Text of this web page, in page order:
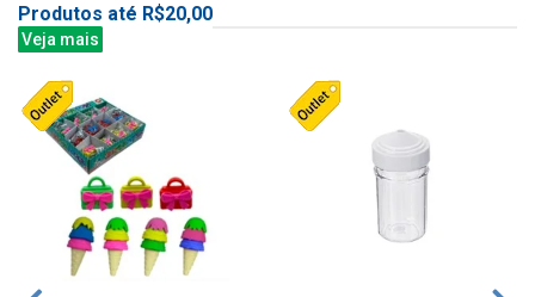
Produtos até R$20,00
Veja mais